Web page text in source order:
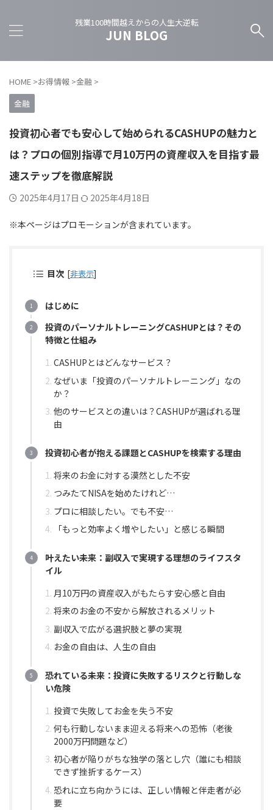
残業100時間越えからの人生大逆転
JUN BLOG
HOME >お得情報 >金融 >
金融
投資初心者でも安心して始められるCASHUPの魅力と
は？プロの個別指導で月10万円の資産収入を目指す最
速ステップを徹底解説
2025年4月17日 2025年4月18日
※本ページはプロモーションが含まれています。
目次 [非表示]
はじめに
投資のパーソナルトレーニングCASHUPとは？その
特徴と仕組み
CASHUPとはどんなサービス？
なぜいま「投資のパーソナルトレーニング」なの
か？
他のサービスとの違いは？CASHUPが選ばれる理
由
投資初心者が抱える課題とCASHUPを検索する理由
将来のお金に対する漠然とした不安
つみたてNISAを始めたけれど…
プロに相談したい。でも不安…
「もっと効率よく増やしたい」と感じる瞬間
叶えたい未来：副収入で実現する理想のライフスタ
イル
月10万円の資産収入がもたらす安心感と自由
将来のお金の不安から解放されるメリット
副収入で広がる選択肢と夢の実現
お金の自由は、人生の自由
恐れている未来：投資に失敗するリスクと行動しな
い危険
投資で失敗してお金を失う不安
何も行動しないまま迎える将来への恐怖（老後
2000万円問題など）
初心者が陥りがちな独学の落とし穴（誰にも相談
できず挫折するケース）
恐れに立ち向かうには、正しい情報と伴走者が必
要